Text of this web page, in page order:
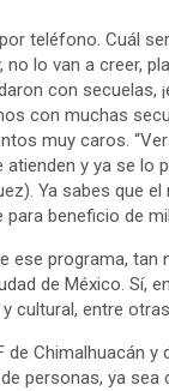
Cuál
lo van a creer,
con secuelas,
con muchas
muy caros.
y ya se lo
Ya sabes que
beneficio de
ese programa,
de México. Sí,
cultural, entre
y
personas, ya